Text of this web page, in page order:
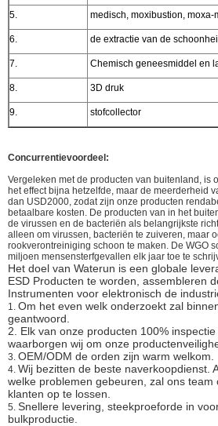
5. medisch, moxibustion, moxa-
6. de extractie van de
7. Chemisch geneesmiddel en
8. 3D druk
9. stofcollector
Concurrentievoordeel:
Vergeleken met de producten van buitenland, is
het effect bijna hetzelfde, maar de meerderheid
dan USD2000, zodat zijn onze producten
betaalbare kosten. De producten van in het
de virussen en de bacteriën als belangrijkste
alleen om virussen, bacteriën te zuiveren, maar
rookverontreiniging schoon te maken. De WGO
miljoen mensensterfgevallen elk jaar toe te
Het doel van Waterun is een globale
ESD Producten te worden, assembleren
Instrumenten voor elektronisch de
1. Om het even welk onderzoekt zal
geantwoord.
2. Elk van onze producten 100% inspectie
waarborgen wij om onze
3. OEM/ODM de orden zijn warm welkom.
4. Wij bezitten de beste naverkoopdienst.
welke problemen gebeuren, zal ons team
klanten op te lossen.
5. Snellere levering, steekproeforde in
bulkproductie.